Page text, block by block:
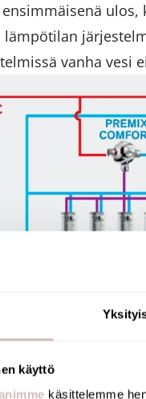
käyttö
käsittelemme
ulos,
vanha vesi